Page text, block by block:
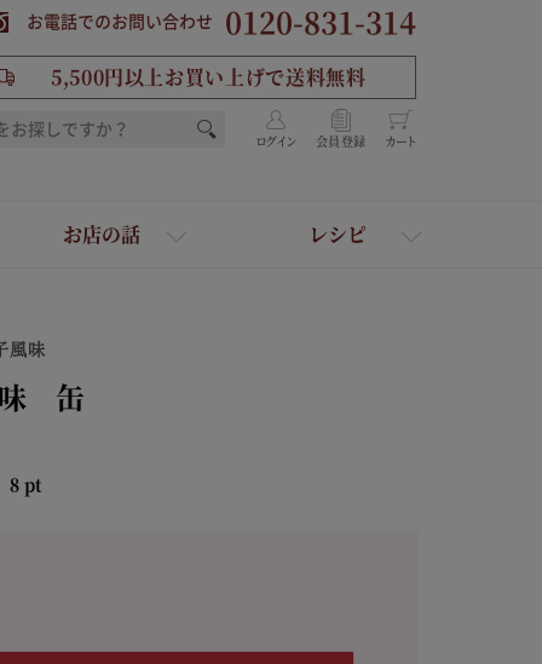
お電話でのお問い合わせ 0120-831-314
5,500円以上お買い上げで送料無料
ログイン 会員登録 カート
せて一味・七味を選ぶ
お店の話 レシピ
風味
味 缶
8 pt